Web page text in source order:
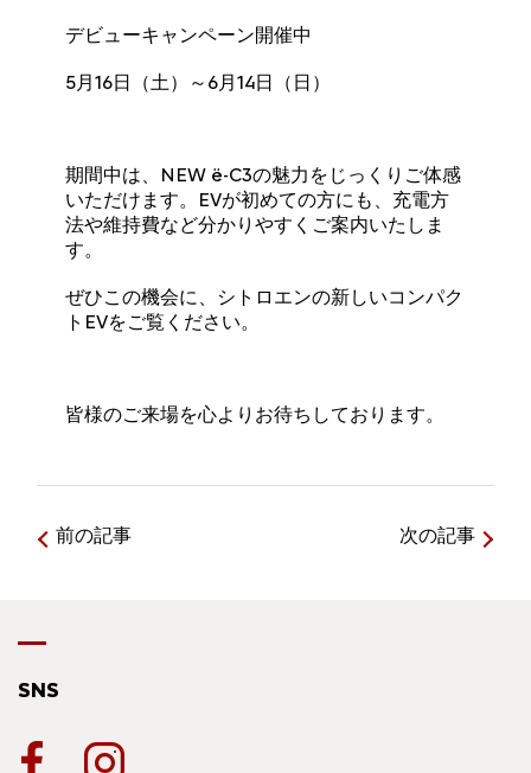
デビューキャンペーン開催中
5月16日（土）～6月14日（日）
期間中は、NEW ë-C3の魅力をじっくりご体感
いただけます。EVが初めての方にも、充電方
法や維持費など分かりやすくご案内いたしま
す。
ぜひこの機会に、シトロエンの新しいコンパク
トEVをご覧ください。
皆様のご来場を心よりお待ちしております。
前の記事 次の記事
SNS